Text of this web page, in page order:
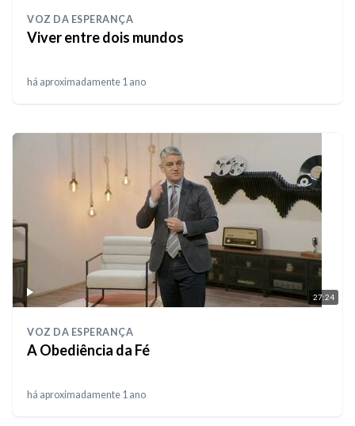
VOZ DA ESPERANÇA
Viver entre dois mundos
há aproximadamente 1 ano
27:24
VOZ DA ESPERANÇA
A Obediência da Fé
há aproximadamente 1 ano